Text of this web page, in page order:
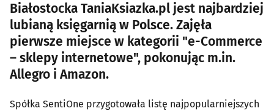
Białostocka TaniaKsiazka.pl jest najbardziej
lubianą księgarnią w Polsce. Zajęła
pierwsze miejsce w kategorii "e-Commerce
– sklepy internetowe", pokonując m.in.
Allegro i Amazon.
Spółka SentiOne przygotowała listę najpopularniejszych